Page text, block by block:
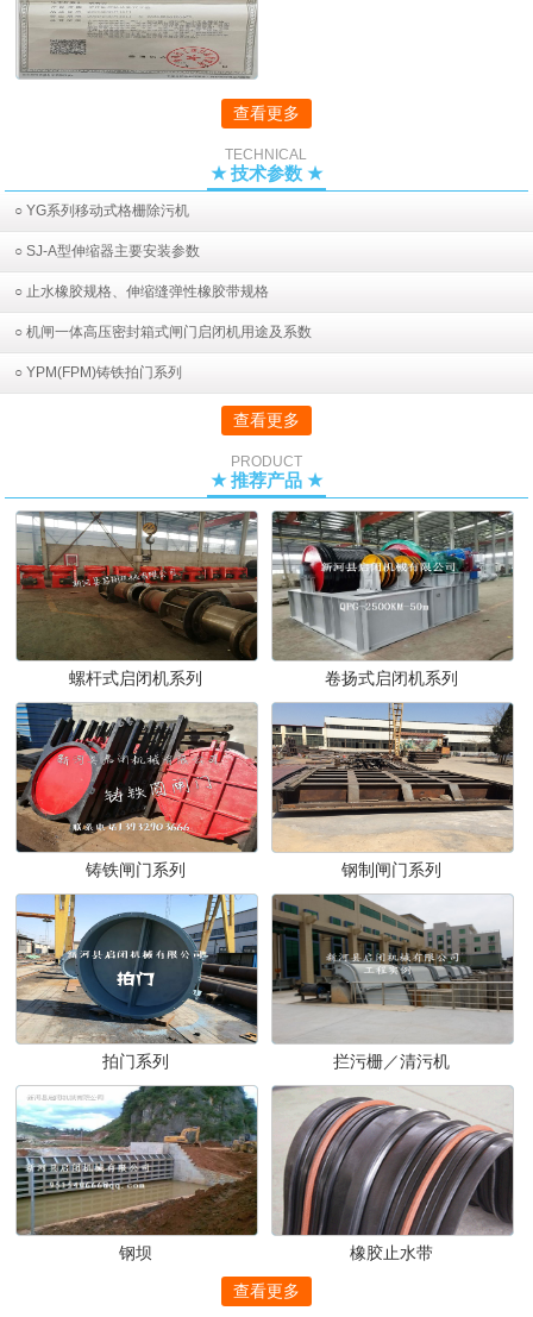
查看更多
TECHNICAL
★ 技术参数 ★
○ YG系列移动式格栅除污机
○ SJ-A型伸缩器主要安装参数
○ 止水橡胶规格、伸缩缝弹性橡胶带规格
○ 机闸一体高压密封箱式闸门启闭机用途及系数
○ YPM(FPM)铸铁拍门系列
查看更多
PRODUCT
★ 推荐产品 ★
螺杆式启闭机系列 卷扬式启闭机系列
铸铁闸门系列 钢制闸门系列
拍门系列 拦污栅／清污机
钢坝 橡胶止水带
查看更多